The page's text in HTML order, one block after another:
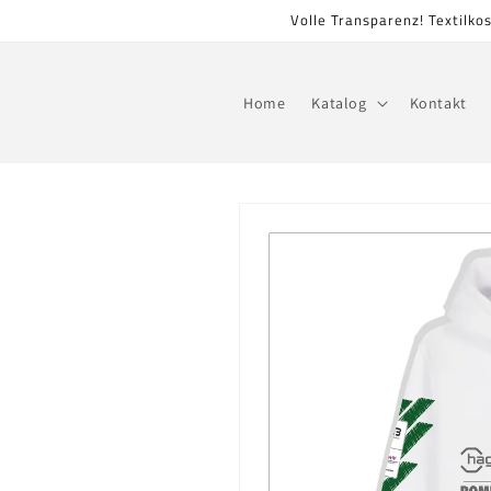
Volle Transparenz!
Home Katalog Kontakt